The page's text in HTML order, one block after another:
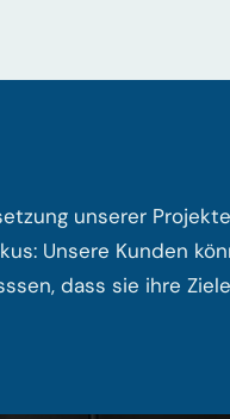
unserer
Unsere Kunden
dass sie ihre